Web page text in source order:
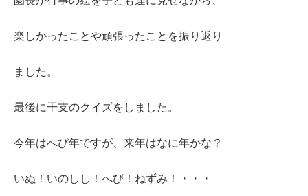
楽しかったことや頑張ったことを振り返り
ました。
最後に干支のクイズをしました。
今年はへび年ですが、来年はなに年かな？
いぬ！いのしし！へび！ねずみ！・・・